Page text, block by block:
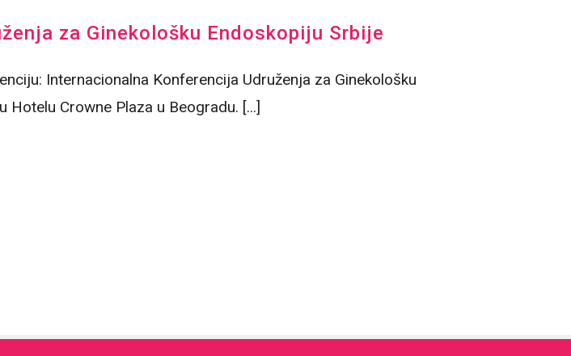
za Ginekološku Endoskopiju Srbije
Internacionalna Konferencija Udruženja za Ginekološku
Crowne Plaza u Beogradu. [...]